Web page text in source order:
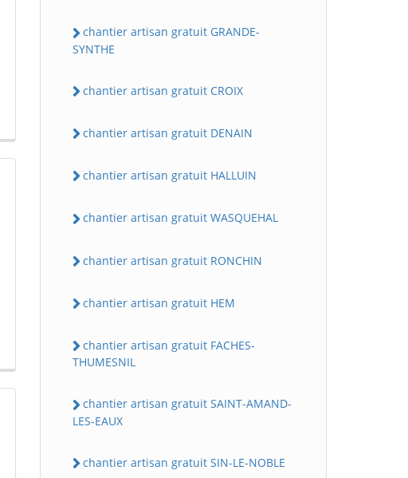
chantier artisan gratuit GRANDE-
SYNTHE
chantier artisan gratuit CROIX
chantier artisan gratuit DENAIN
chantier artisan gratuit HALLUIN
chantier artisan gratuit WASQUEHAL
chantier artisan gratuit RONCHIN
chantier artisan gratuit HEM
chantier artisan gratuit FACHES-
THUMESNIL
chantier artisan gratuit SAINT-AMAND-
LES-EAUX
chantier artisan gratuit SIN-LE-NOBLE